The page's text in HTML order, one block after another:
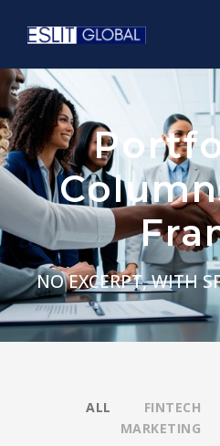
NO EXCERPT, WITH
ALL FINTECH
MARKETING